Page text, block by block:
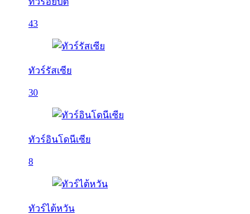
43
ทัวร์รัสเซีย
30
ทัวร์อินโดนีเซีย
8
ทัวร์ไต้หวัน